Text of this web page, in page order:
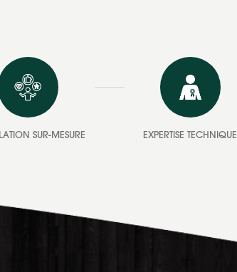
SUR-MESURE EXPERTISE TECHNIQUE